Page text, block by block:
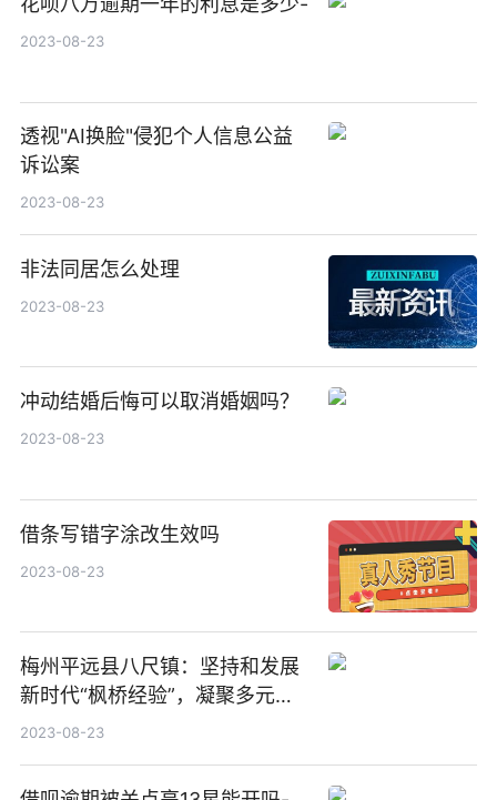
2023-08-23
透视"AI换脸"侵犯个人信息公益
诉讼案
2023-08-23
非法同居怎么处理
2023-08-23
冲动结婚后悔可以取消婚姻吗？
2023-08-23
借条写错字涂改生效吗
2023-08-23
梅州平远县八尺镇：坚持和发展
新时代“枫桥经验”，凝聚多元力
量 巧解边界纠纷
2023-08-23